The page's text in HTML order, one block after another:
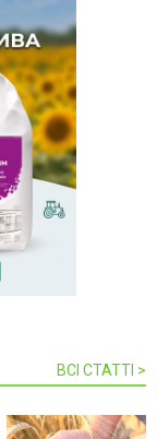
ВСІ СТАТТІ >